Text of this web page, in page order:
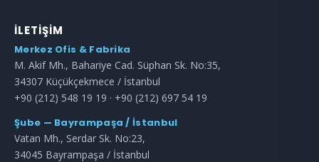
İLETIŞIM
Merkez Ofis & Fabrika
M. Akif Mh., Bahariye Cad. Süphan Sk. No:35,
34307 Küçükçekmece / İstanbul
+90 (212) 548 19 19 · +90 (212) 697 54 19
Şube — Bayrampaşa / İstanbul
Vatan Mh., Serdar Sk. No:23,
34045 Bayrampaşa / İstanbul